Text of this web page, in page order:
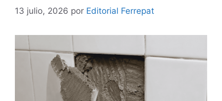
13 julio, 2026 por Editorial Ferrepat